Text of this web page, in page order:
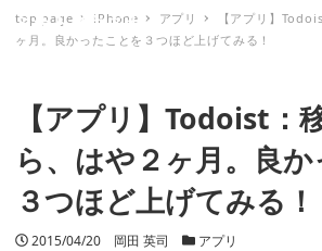
ミナトノキズナ
top page iPhone アプリ
【アプリ】
ヶ月。良かったことを３つほど上げてみる！
【アプリ】Todoist：
ら、はや２ヶ月。良
３つほど上げてみる！
投稿日
2015/04/20 著者
岡田 英司 カテゴリー
アプリ